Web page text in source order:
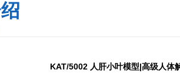
KAT/5002 人肝小叶模型|高级人体